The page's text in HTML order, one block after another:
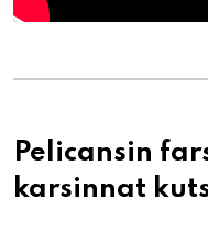
Pelicansin
karsinnat